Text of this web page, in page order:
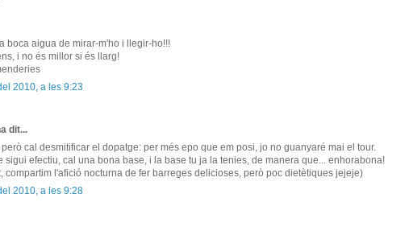
boca aigua de mirar-m'ho i llegir-ho!!!
i no és millor si és llarg!
2010, a les 9:23
dit...
cal desmitificar el dopatge: per més epo que em posi, jo no guanyaré mai el tour.
sigui efectiu, cal una bona base, i la base tu ja la tenies, de manera que... enhorabona!
compartim l'afició nocturna de fer barreges delicioses, però poc dietètiques jejeje)
2010, a les 9:28